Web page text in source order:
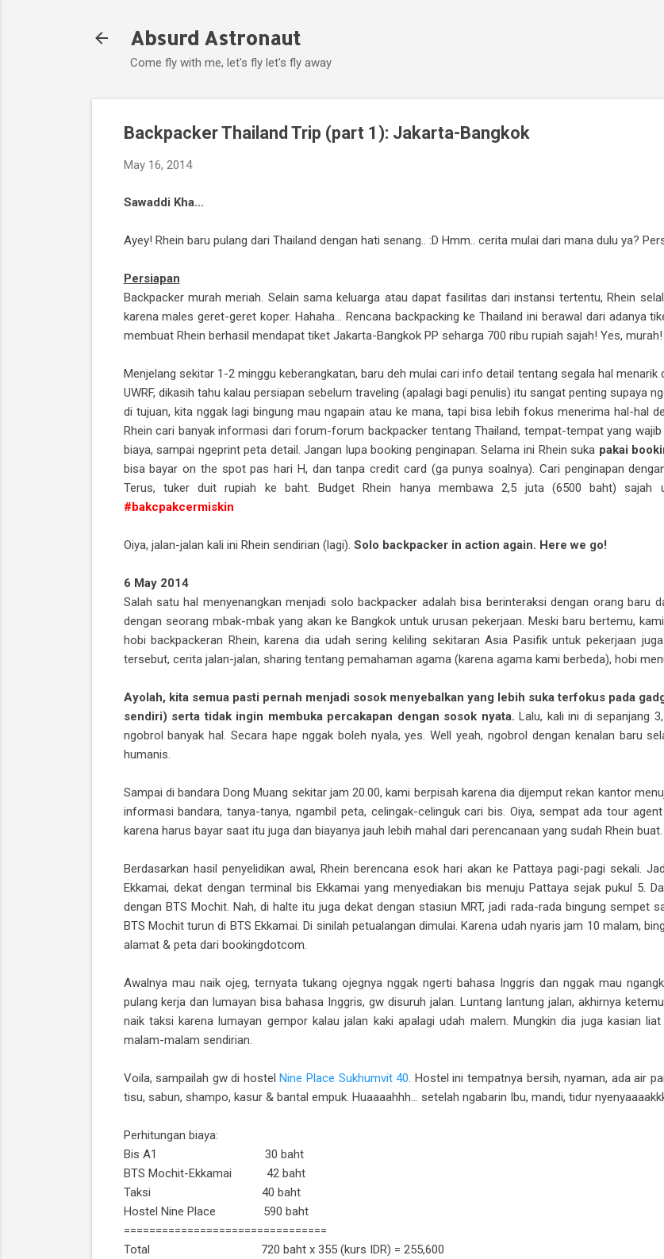
Absurd Astronaut
Come fly with me, let's fly let's fly away
Backpacker Thailand Trip (part 1): Jakarta-Bangkok
May 16, 2014
Sawaddi Kha...
Ayey! Rhein baru pulang dari Thailand dengan hati senang.. :D Hmm.. cerita mulai dari mana dulu ya?
Persiapan
Backpacker murah meriah. Selain sama keluarga atau dapat fasilitas dari instansi tertentu, Rhein
karena males geret-geret koper. Hahaha... Rencana backpacking ke Thailand ini berawal dari adanya
membuat Rhein berhasil mendapat tiket Jakarta-Bangkok PP seharga 700 ribu rupiah sajah! Yes, murah!
Menjelang sekitar 1-2 minggu keberangkatan, baru deh mulai cari info detail tentang segala hal
UWRF, dikasih tahu kalau persiapan sebelum traveling (apalagi bagi penulis) itu sangat penting supaya
di tujuan, kita nggak lagi bingung mau ngapain atau ke mana, tapi bisa lebih fokus menerima hal-hal
Rhein cari banyak informasi dari forum-forum backpacker tentang Thailand, tempat-tempat yang
biaya, sampai ngeprint peta detail. Jangan lupa booking penginapan. Selama ini Rhein suka pakai
bisa bayar on the spot pas hari H, dan tanpa credit card (ga punya soalnya). Cari penginapan
Terus, tuker duit rupiah ke baht. Budget Rhein hanya membawa 2,5 juta (6500 baht) sajah
#bakcpakcermiskin
Oiya, jalan-jalan kali ini Rhein sendirian (lagi). Solo backpacker in action again. Here we go!
6 May 2014
Salah satu hal menyenangkan menjadi solo backpacker adalah bisa berinteraksi dengan orang baru
dengan seorang mbak-mbak yang akan ke Bangkok untuk urusan pekerjaan. Meski baru bertemu,
hobi backpackeran Rhein, karena dia udah sering keliling sekitaran Asia Pasifik untuk pekerjaan
tersebut, cerita jalan-jalan, sharing tentang pemahaman agama (karena agama kami berbeda), hobi
Ayolah, kita semua pasti pernah menjadi sosok menyebalkan yang lebih suka terfokus pada
sendiri) serta tidak ingin membuka percakapan dengan sosok nyata. Lalu, kali ini di sepanjang
ngobrol banyak hal. Secara hape nggak boleh nyala, yes. Well yeah, ngobrol dengan kenalan baru
humanis.
Sampai di bandara Dong Muang sekitar jam 20.00, kami berpisah karena dia dijemput rekan kantor
informasi bandara, tanya-tanya, ngambil peta, celingak-celinguk cari bis. Oiya, sempat ada tour
karena harus bayar saat itu juga dan biayanya jauh lebih mahal dari perencanaan yang sudah Rhein buat.
Berdasarkan hasil penyelidikan awal, Rhein berencana esok hari akan ke Pattaya pagi-pagi sekali.
Ekkamai, dekat dengan terminal bis Ekkamai yang menyediakan bis menuju Pattaya sejak pukul 5.
dengan BTS Mochit. Nah, di halte itu juga dekat dengan stasiun MRT, jadi rada-rada bingung sempet
BTS Mochit turun di BTS Ekkamai. Di sinilah petualangan dimulai. Karena udah nyaris jam 10 malam,
alamat & peta dari bookingdotcom.
Awalnya mau naik ojeg, ternyata tukang ojegnya nggak ngerti bahasa Inggris dan nggak mau
pulang kerja dan lumayan bisa bahasa Inggris, gw disuruh jalan. Luntang lantung jalan, akhirnya
naik taksi karena lumayan gempor kalau jalan kaki apalagi udah malem. Mungkin dia juga kasian
malam-malam sendirian.
Voila, sampailah gw di hostelNine Place Sukhumvit 40 . Hostel ini tempatnya bersih, nyaman, ada air
tisu, sabun, shampo, kasur & bantal empuk. Huaaaahhh... setelah ngabarin Ibu, mandi, tidur
Perhitungan biaya:
Bis A1 30 baht
BTS Mochit-Ekkamai 42 baht
Taksi 40 baht
Hostel Nine Place 590 baht
================================
Total 720 baht x 355 (kurs IDR) = 255,600